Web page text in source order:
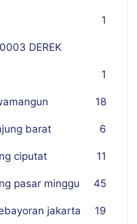
1
DEREK
1
18
barat 6
ciputat 11
pasar minggu 45
jakarta 19